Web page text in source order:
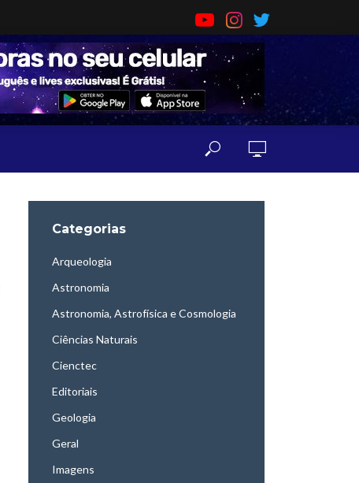
Categorias
Arqueologia
Astronomia
Astronomia, Astrofísica e Cosmologia
Ciências Naturais
Cienctec
Editoriais
Geologia
Geral
Imagens